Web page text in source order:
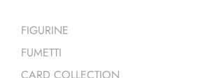
FIGURINE
FUMETTI
CARD COLLECTION